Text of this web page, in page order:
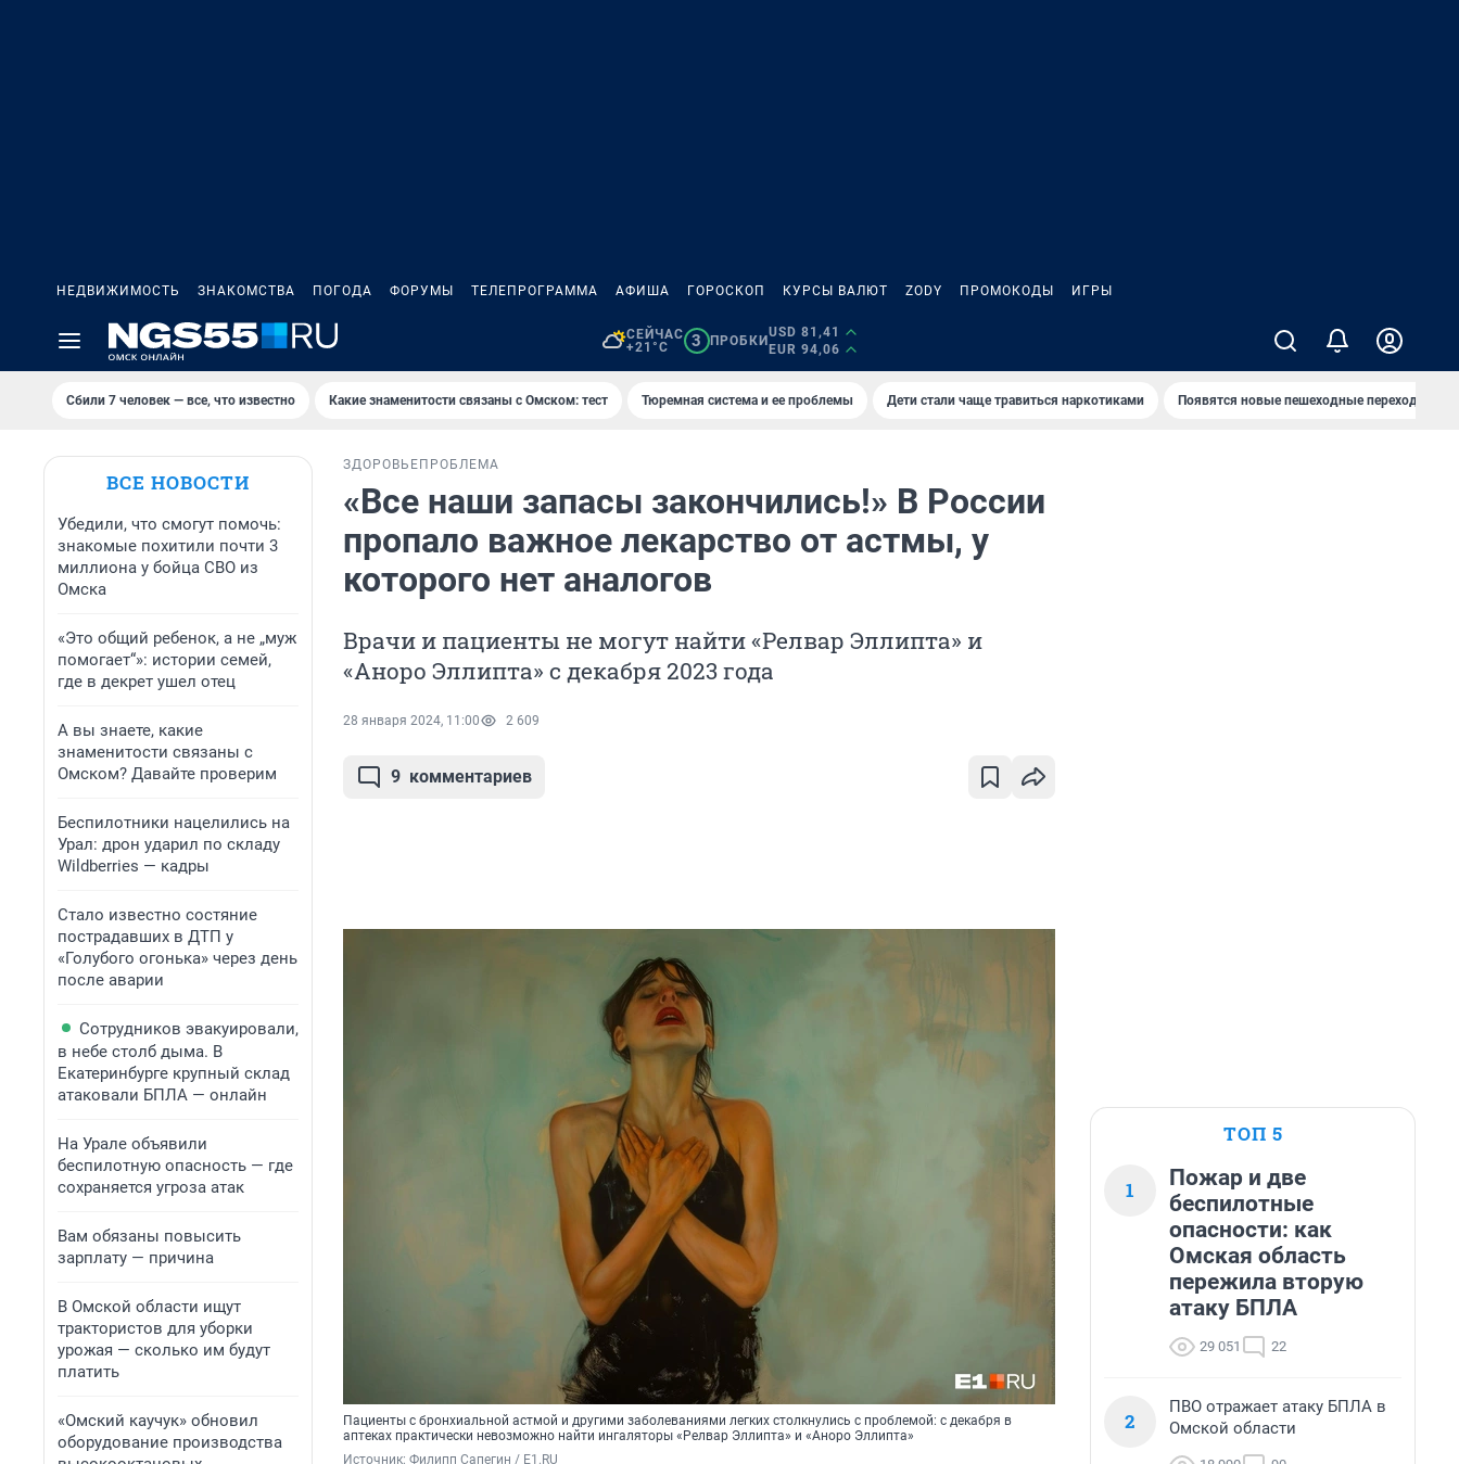
НЕДВИЖИМОСТЬ ЗНАКОМСТВА ПОГОДА ФОРУМЫ ТЕЛЕПРОГРАММА АФИША ГОРОСКОП КУРСЫ ВАЛЮТ ZODY ПРОМОКОДЫ ИГРЫ
СЕЙЧАС
+21°C
3 ПРОБКИ
USD 81,41
EUR 94,06
Сбили 7 человек — все, что известно Какие знаменитости связаны с Омском: тест Тюремная система и ее проблемы Дети стали чаще травиться наркотиками Появятся новые пешеходные переходы
ВСЕ НОВОСТИ
Убедили, что смогут помочь:
знакомые похитили почти 3
миллиона у бойца СВО из
Омска
«Это общий ребенок, а не „муж
помогает“»: истории семей,
где в декрет ушел отец
А вы знаете, какие
знаменитости связаны с
Омском? Давайте проверим
Беспилотники нацелились на
Урал: дрон ударил по складу
Wildberries — кадры
Стало известно состяние
пострадавших в ДТП у
«Голубого огонька» через день
после аварии
Сотрудников эвакуировали,
в небе столб дыма. В
Екатеринбурге крупный склад
атаковали БПЛА — онлайн
На Урале объявили
беспилотную опасность — где
сохраняется угроза атак
Вам обязаны повысить
зарплату — причина
В Омской области ищут
трактористов для уборки
урожая — сколько им будут
платить
«Омский каучук» обновил
оборудование производства
ЗДОРОВЬЕ ПРОБЛЕМА
«Все наши запасы закончились!» В России
пропало важное лекарство от астмы, у
которого нет аналогов
Врачи и пациенты не могут найти «Релвар Эллипта» и
«Аноро Эллипта» с декабря 2023 года
28 января 2024, 11:00 2 609
9 комментариев
Пациенты с бронхиальной астмой и другими заболеваниями легких столкнулись с проблемой: с декабря в
аптеках практически невозможно найти ингаляторы «Релвар Эллипта» и «Аноро Эллипта»
Источник: Филипп Сапегин / E1.RU
ТОП 5
1
Пожар и две
беспилотные
опасности: как
Омская область
пережила вторую
атаку БПЛА
29 051 22
2
ПВО отражает атаку БПЛА в
Омской области